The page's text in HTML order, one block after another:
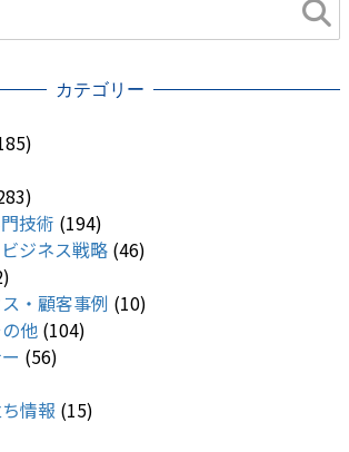
カテゴリー
技術 (194)
ジネス戦略 (46)
・顧客事例 (10)
他 (104)
(56)
情報 (15)